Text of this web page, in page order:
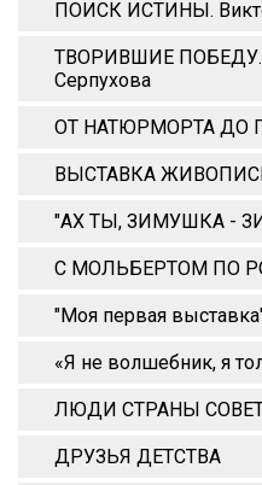
ПОИСК ИСТИНЫ.
ТВОРИВШИЕ ПОБЕДУ.
Серпухова
ОТ НАТЮРМОРТА ДО
ВЫСТАВКА
"АХ ТЫ, ЗИМУШКА -
С МОЛЬБЕРТОМ ПО
"Моя первая
«Я не волшебник, я
ЛЮДИ СТРАНЫ
ДРУЗЬЯ ДЕТСТВА